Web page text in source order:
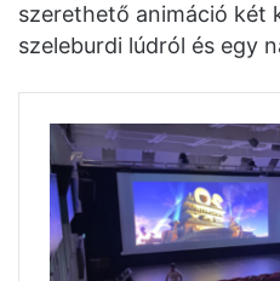
szerethető animáció két
szeleburdi lúdról és egy